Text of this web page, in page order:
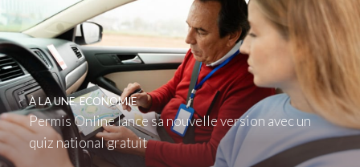
Permis Online lance sa nouvelle version avec un
quiz national gratuit
À LA UNE,ECONOMIE